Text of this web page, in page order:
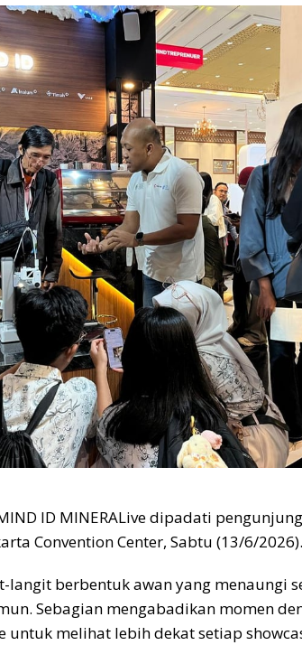
ID MINERALive dipadati
Convention Center, Sabtu (13/6/2026).
langit berbentuk awan yang menaungi
Sebagian mengabadikan momen
untuk melihat lebih dekat setiap